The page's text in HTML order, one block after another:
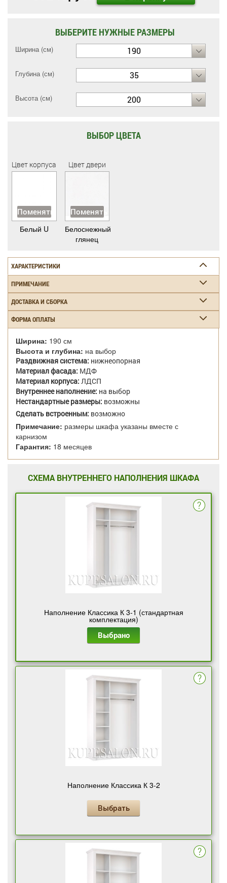
ВЫБЕРИТЕ НУЖНЫЕ РАЗМЕРЫ
Ширина (см) 190
Глубина (см) 35
Высота (см) 200
ВЫБОР ЦВЕТА
Цвет корпуса
Поменять
Белый U
Цвет двери
Поменять
Белоснежный
глянец
ХАРАКТЕРИСТИКИ
ПРИМЕЧАНИЕ
ДОСТАВКА И СБОРКА
ФОРМА ОПЛАТЫ
Ширина: 190 см
Высота и глубина: на выбор
Раздвижная система: нижнеопорная
Материал фасада: МДФ
Материал корпуса: ЛДСП
Внутреннее наполнение: на выбор
Нестандартные размеры: возможны
Сделать встроенным: возможно
Примечание: размеры шкафа указаны вместе с
карнизом
Гарантия: 18 месяцев
СХЕМА ВНУТРЕННЕГО НАПОЛНЕНИЯ ШКАФА
Наполнение Классика К 3-1 (стандартная
комплектация)
Выбрано
Наполнение Классика К 3-2
Выбрать